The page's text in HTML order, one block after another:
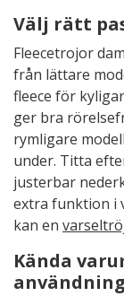
Välj rätt
Fleecetrojor
från lättare
fleece för
ger bra
rymligare
under. Titta
justerbar
extra funktion i
kan en
Kända
användning